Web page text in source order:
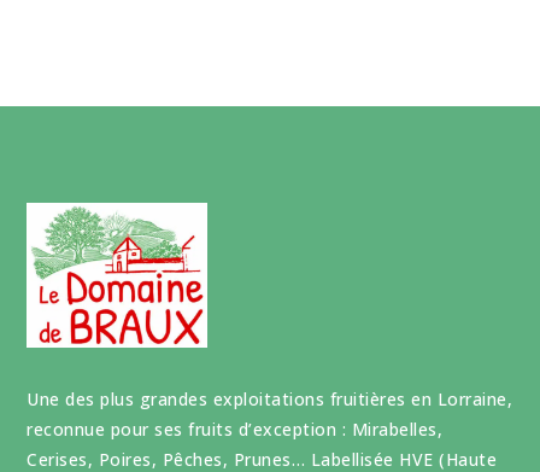
Une des plus grandes exploitations fruitières en Lorraine,
reconnue pour ses fruits d’exception : Mirabelles,
Cerises, Poires, Pêches, Prunes… Labellisée HVE (Haute